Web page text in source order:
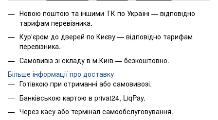
Новою поштою та іншими ТК по Україні — відповідно
тарифам перевізника.
Кур'єром до дверей по Києву — відповідно тарифам
перевізника.
Самовивіз зі складу в м.Київ — безкоштовно.
Більше інформації про доставку
Готівкою при отриманні або самовивозі.
Банківською картою в privat24, LiqPay.
Через касу або термінал самообслуговування.